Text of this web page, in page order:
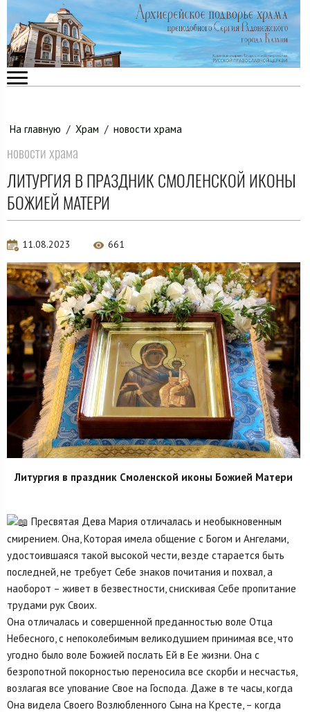
На главную / Храм / новости храма
новости храма
ЛИТУРГИЯ В ПРАЗДНИК СМОЛЕНСКОЙ ИКОНЫ
БОЖИЕЙ МАТЕРИ
11.08.2023 661
Литургия в праздник Смоленской иконы Божией Матери
Пресвятая Дева Мария отличалась и необыкновенным
смирением. Она, Которая имела общение с Богом и Ангелами,
удостоившаяся такой высокой чести, везде старается быть
последней, не требует Себе знаков почитания и похвал, а
наоборот – живет в безвестности, снискивая Себе пропитание
трудами рук Своих.
Она отличалась и совершенной преданностью воле Отца
Небесного, с непоколебимым великодушием принимая все, что
угодно было воле Божией послать Ей в Ее жизни. Она с
безропотной покорностью переносила все скорби и несчастья,
возлагая все упование Свое на Господа. Даже в те часы, когда
Она видела Своего Возлюбленного Сына на Кресте, – когда